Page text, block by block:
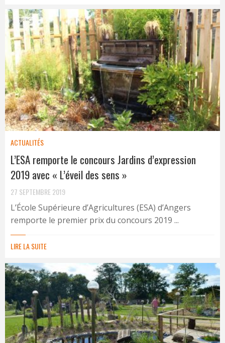
ACTUALITÉS
L’ESA remporte le concours Jardins d’expression
2019 avec « L’éveil des sens »
27 SEPTEMBRE 2019
L’École Supérieure d’Agricultures (ESA) d’Angers
remporte le premier prix du concours 2019 ...
LIRE LA SUITE